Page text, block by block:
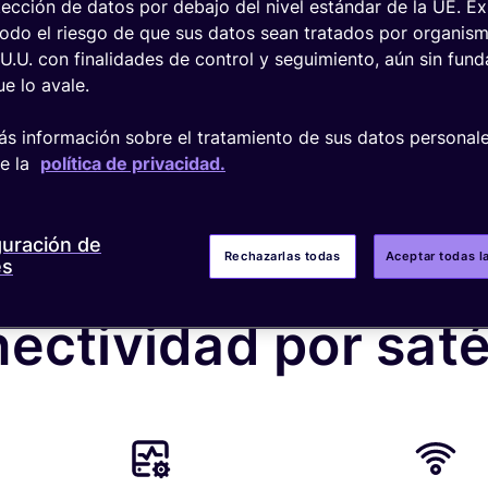
tiempo de
y reduzca los
por
de datos por debajo del nivel estándar de la UE.
el riesgo de que sus datos sean tratados por
con finalidades de control y seguimiento, aún sin
lo avale.
información sobre el tratamiento de sus datos
la
política de privacidad.
Rechazarlas todas Aceptar todas
de